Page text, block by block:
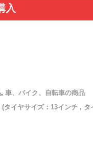
入
, 車、バイク、自転車の商品
タイヤサイズ：13インチ , タ